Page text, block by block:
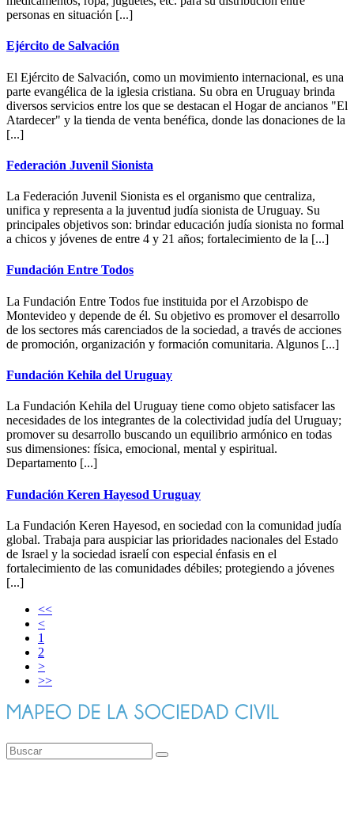
personas en situación [...]
Ejército de Salvación
El Ejército de Salvación, como un movimiento internacional, es una
parte evangélica de la iglesia cristiana. Su obra en Uruguay brinda
diversos servicios entre los que se destacan el Hogar de ancianos "El
Atardecer" y la tienda de venta benéfica, donde las donaciones de la
[...]
Federación Juvenil Sionista
La Federación Juvenil Sionista es el organismo que centraliza,
unifica y representa a la juventud judía sionista de Uruguay. Su
principales objetivos son: brindar educación judía sionista no formal
a chicos y jóvenes de entre 4 y 21 años; fortalecimiento de la [...]
Fundación Entre Todos
La Fundación Entre Todos fue instituida por el Arzobispo de
Montevideo y depende de él. Su objetivo es promover el desarrollo
de los sectores más carenciados de la sociedad, a través de acciones
de promoción, organización y formación comunitaria. Algunos [...]
Fundación Kehila del Uruguay
La Fundación Kehila del Uruguay tiene como objeto satisfacer las
necesidades de los integrantes de la colectividad judía del Uruguay;
promover su desarrollo buscando un equilibrio armónico en todas
sus dimensiones: física, emocional, mental y espiritual.
Departamento [...]
Fundación Keren Hayesod Uruguay
La Fundación Keren Hayesod, en sociedad con la comunidad judía
global. Trabaja para auspiciar las prioridades nacionales del Estado
de Israel y la sociedad israelí con especial énfasis en el
fortalecimiento de las comunidades débiles; protegiendo a jóvenes
[...]
<<
<
1
2
>
>>